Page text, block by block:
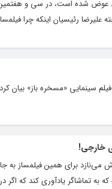
عوض شده است، در سی و هفتمین
رئیسیان اینکه چرا
سینمایی «مسخره باز» بیان
خارجی!
می‌نازد برای همین فیلمساز
تماشاگر یادآوری کند که اگر